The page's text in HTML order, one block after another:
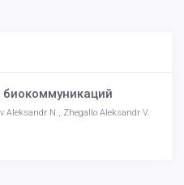
биокоммуникаций
Aleksandr N., Zhegallo Aleksandr V.